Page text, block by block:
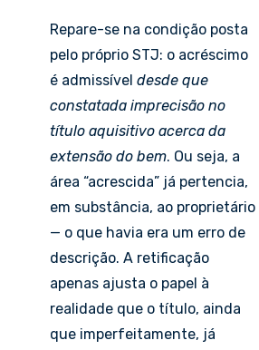
Repare-se na condição posta
pelo próprio STJ: o acréscimo
é admissível desde que
constatada imprecisão no
título aquisitivo acerca da
extensão do bem. Ou seja, a
área “acrescida” já pertencia,
em substância, ao proprietário
— o que havia era um erro de
descrição. A retificação
apenas ajusta o papel à
realidade que o título, ainda
que imperfeitamente, já